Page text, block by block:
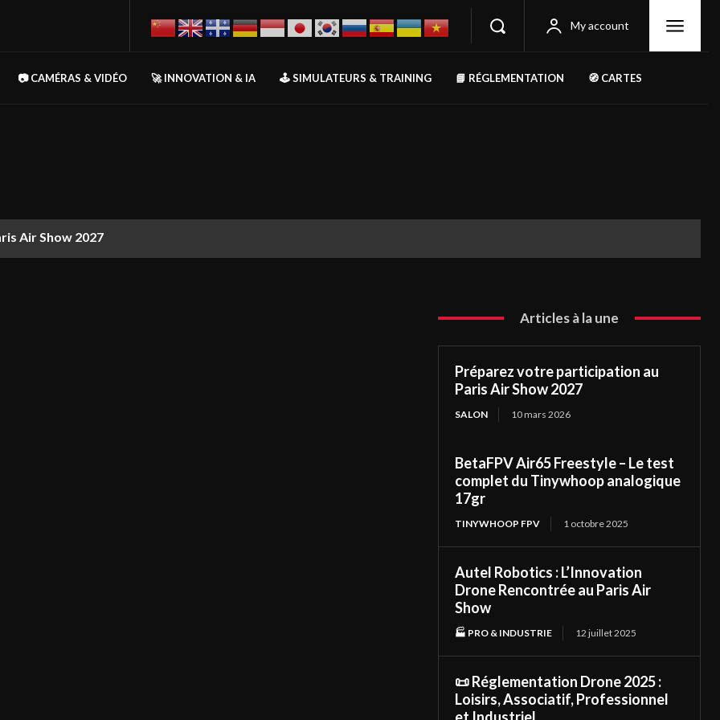
My account
📷 CAMÉRAS & VIDÉO 🚀 INNOVATION & IA 🕹️ SIMULATEURS & TRAINING 📘 RÉGLEMENTATION 🧭 CARTES
Air Show 2027
Articles à la une
Préparez votre participation au
Paris Air Show 2027
SALON 10 mars 2026
BetaFPV Air65 Freestyle – Le test
complet du Tinywhoop analogique
17gr
TINYWHOOP FPV 1 octobre 2025
Autel Robotics : L’Innovation
Drone Rencontrée au Paris Air
Show
🏭 PRO & INDUSTRIE 12 juillet 2025
📜 Réglementation Drone 2025 :
Loisirs, Associatif, Professionnel